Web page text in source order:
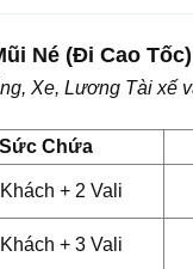
Né (Đi Cao Tốc)
Xe, Lương Tài xế
Sức Chứa
+ 2 Vali
+ 3 Vali